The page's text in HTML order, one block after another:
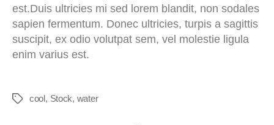
est.Duis ultricies mi sed lorem blandit, non sodales
sapien fermentum. Donec ultricies, turpis a sagittis
suscipit, ex odio volutpat sem, vel molestie ligula
enim varius est.
cool, Stock, water